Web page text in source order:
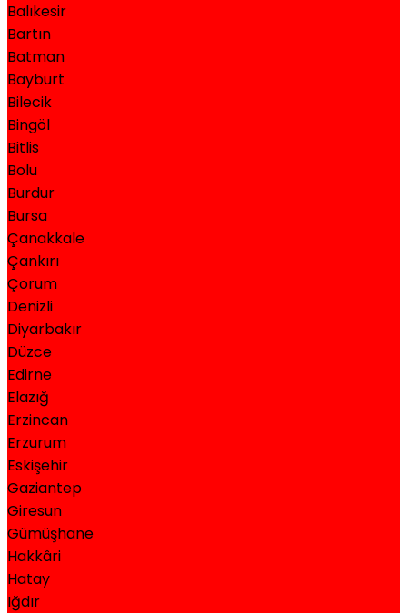
Balıkesir
Bartın
Batman
Bayburt
Bilecik
Bingöl
Bitlis
Bolu
Burdur
Bursa
Çanakkale
Çankırı
Çorum
Denizli
Diyarbakır
Düzce
Edirne
Elazığ
Erzincan
Erzurum
Eskişehir
Gaziantep
Giresun
Gümüşhane
Hakkâri
Hatay
Iğdır